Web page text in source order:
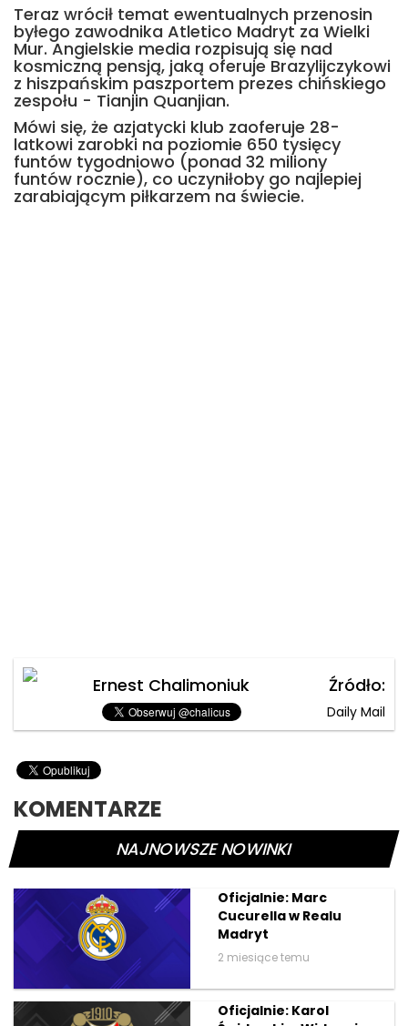
Teraz wrócił temat ewentualnych przenosin
byłego zawodnika Atletico Madryt za Wielki
Mur. Angielskie media rozpisują się nad
kosmiczną pensją, jaką oferuje Brazylijczykowi
z hiszpańskim paszportem prezes chińskiego
zespołu - Tianjin Quanjian.
Mówi się, że azjatycki klub zaoferuje 28-
latkowi zarobki na poziomie 650 tysięcy
funtów tygodniowo (ponad 32 miliony
funtów rocznie), co uczyniłoby go najlepiej
zarabiającym piłkarzem na świecie.
Ernest Chalimoniuk Źródło:
Daily Mail
KOMENTARZE
NAJNOWSZE NOWINKI
Oficjalnie: Marc
Cucurella w Realu
Madryt
2 miesiące temu
Oficjalnie: Karol